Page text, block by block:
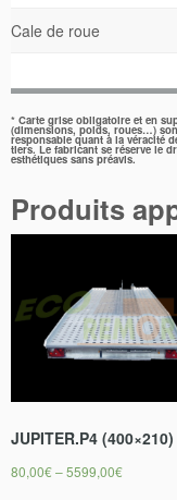
Cale de roue
* Carte grise obligatoire et en
(dimensions, poids, roues…)
responsable quant à la véracité
tiers. Le fabricant se réserve le
esthétiques sans préavis.
Produits
JUPITER.P4 (400×210)
80,00€–5599,00€